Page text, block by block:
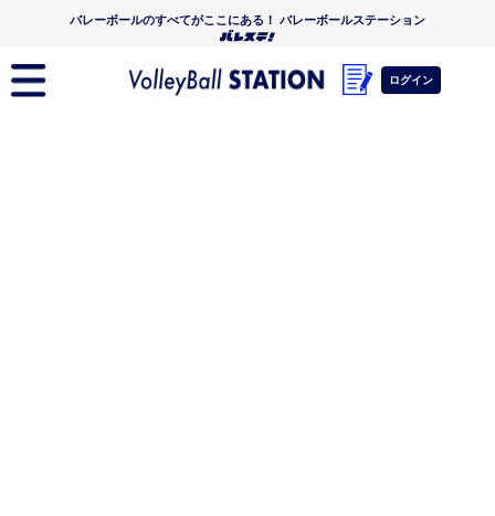
バレーボールのすべてがここにある！ バレーボールステーション
ログイン